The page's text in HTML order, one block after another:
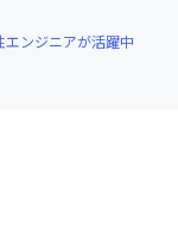
エンジニアが活躍中